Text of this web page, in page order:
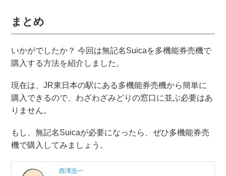
まとめ
いかがでしたか？ 今回は無記名Suicaを多機能券売機で
購入する方法を紹介しました。
現在は、JR東日本の駅にある多機能券売機から簡単に
購入できるので、わざわざみどりの窓口に並ぶ必要はあ
りません。
もし、無記名Suicaが必要になったら、ぜひ多機能券売
機で購入してみましょう。
西澤浩一